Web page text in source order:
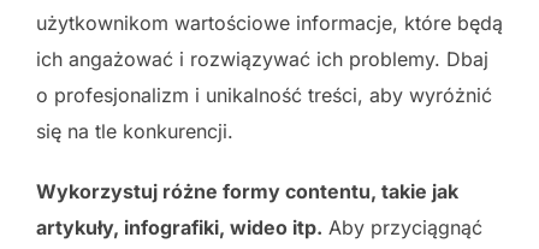
użytkownikom wartościowe informacje, które będą
ich angażować i rozwiązywać ich problemy. Dbaj
o profesjonalizm i unikalność treści, aby wyróżnić
się na tle konkurencji.
Wykorzystuj różne formy contentu, takie jak
artykuły, infografiki, wideo itp. Aby przyciągnąć